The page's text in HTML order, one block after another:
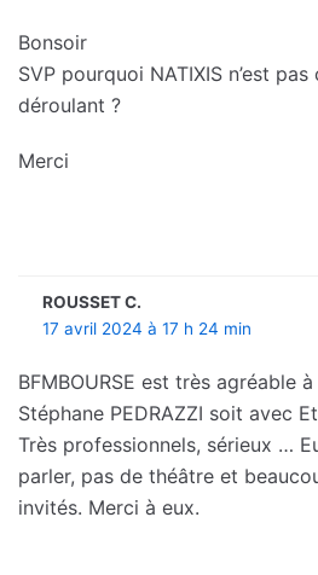
Bonsoir
SVP pourquoi NATIXIS n’est
déroulant ?
Merci
ROUSSET C.
17 avril 2024 à 17 h 24 min
BFMBOURSE est très agréable
Stéphane PEDRAZZI soit avec
Très professionnels, sérieux …
parler, pas de théâtre et
invités. Merci à eux.